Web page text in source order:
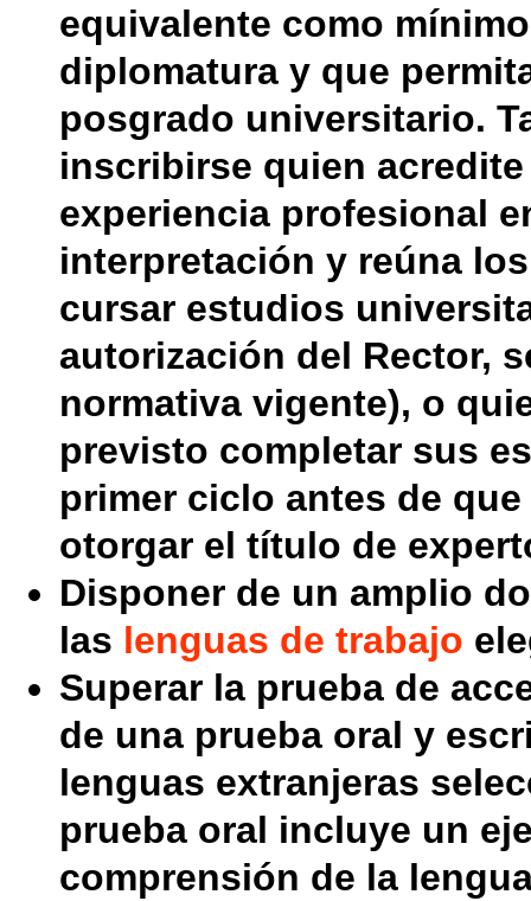
equivalente como
diplomatura y que
posgrado universitario.
inscribirse quien
experiencia profesional
interpretación y reúna
cursar estudios
autorización del Rector,
normativa vigente), o
previsto completar sus
primer ciclo antes de
otorgar el título de
Disponer de un amplio
las lenguas de trabajo
Superar la prueba de
de una prueba oral y
lenguas extranjeras
prueba oral incluye un
comprensión de la